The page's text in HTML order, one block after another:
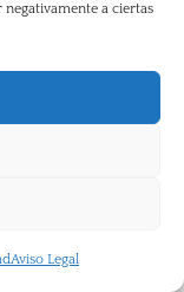
a ciertas
Aviso Legal